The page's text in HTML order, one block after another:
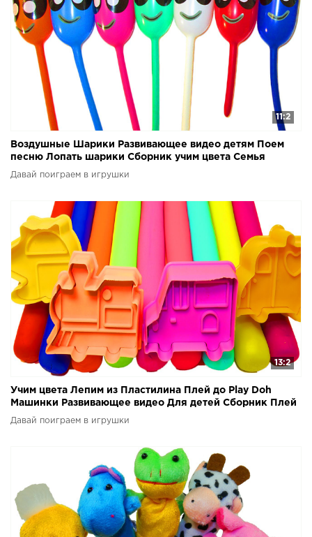
11:2
Воздушные Шарики Развивающее видео детям Поем
песню Лопать шарики Сборник учим цвета Семья
пальчиков
Давай поиграем в игрушки
13:2
Учим цвета Лепим из Пластилина Плей до Play Doh
Машинки Развивающее видео Для детей Сборник Плей
до
Давай поиграем в игрушки